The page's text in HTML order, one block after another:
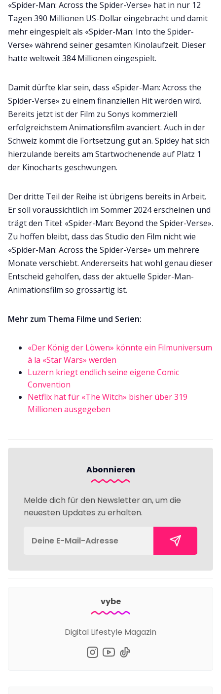
«Spider-Man: Across the Spider-Verse» hat in nur 12
Tagen 390 Millionen US-Dollar eingebracht und damit
mehr eingespielt als «Spider-Man: Into the Spider-
Verse» während seiner gesamten Kinolaufzeit. Dieser
hatte weltweit 384 Millionen eingespielt.
Damit dürfte klar sein, dass «Spider-Man: Across the
Spider-Verse» zu einem finanziellen Hit werden wird.
Bereits jetzt ist der Film zu Sonys kommerziell
erfolgreichstem Animationsfilm avanciert. Auch in der
Schweiz kommt die Fortsetzung gut an. Spidey hat sich
hierzulande bereits am Startwochenende auf Platz 1
der Kinocharts geschwungen.
Der dritte Teil der Reihe ist übrigens bereits in Arbeit.
Er soll voraussichtlich im Sommer 2024 erscheinen und
trägt den Titel: «Spider-Man: Beyond the Spider-Verse».
Zu hoffen bleibt, dass das Studio den Film nicht wie
«Spider-Man: Across the Spider-Verse» um mehrere
Monate verschiebt. Andererseits hat wohl genau dieser
Entscheid geholfen, dass der aktuelle Spider-Man-
Animationsfilm so grossartig ist.
Mehr zum Thema Filme und Serien:
«Der König der Löwen» könnte ein Filmuniversum
à la «Star Wars» werden
Luzern kriegt endlich seine eigene Comic
Convention
Netflix hat für «The Witch» bisher über 319
Millionen ausgegeben
Abonnieren
Melde dich für den Newsletter an, um die
neuesten Updates zu erhalten.
vybe
Digital Lifestyle Magazin